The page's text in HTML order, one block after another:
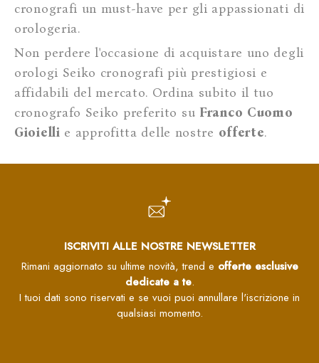
cronografi un must-have per gli appassionati di
orologeria.
Non perdere l'occasione di acquistare uno degli
orologi Seiko cronografi più prestigiosi e
affidabili del mercato. Ordina subito il tuo
cronografo Seiko preferito su Franco Cuomo
Gioielli e approfitta delle nostre offerte.
ISCRIVITI ALLE NOSTRE NEWSLETTER
Rimani aggiornato su ultime novità, trend e offerte esclusive
dedicate a te.
I tuoi dati sono riservati e se vuoi puoi annullare l'iscrizione in
qualsiasi momento.